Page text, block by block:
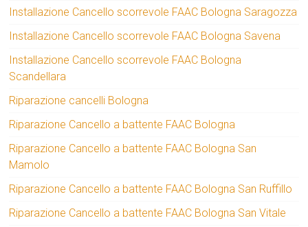
Installazione Cancello scorrevole FAAC Bologna Saragozza
Installazione Cancello scorrevole FAAC Bologna Savena
Installazione Cancello scorrevole FAAC Bologna
Scandellara
Riparazione cancelli Bologna
Riparazione Cancello a battente FAAC Bologna
Riparazione Cancello a battente FAAC Bologna San
Mamolo
Riparazione Cancello a battente FAAC Bologna San Ruffillo
Riparazione Cancello a battente FAAC Bologna San Vitale